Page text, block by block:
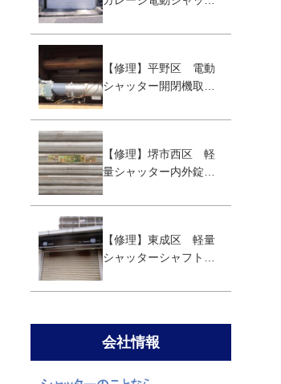
【修理】平野区 電動
シャッター開閉機取替
【修理】堺市西区 軽
量シャッター内外錠取
【修理】東成区 軽量
シャッターシャフト取
会社情報